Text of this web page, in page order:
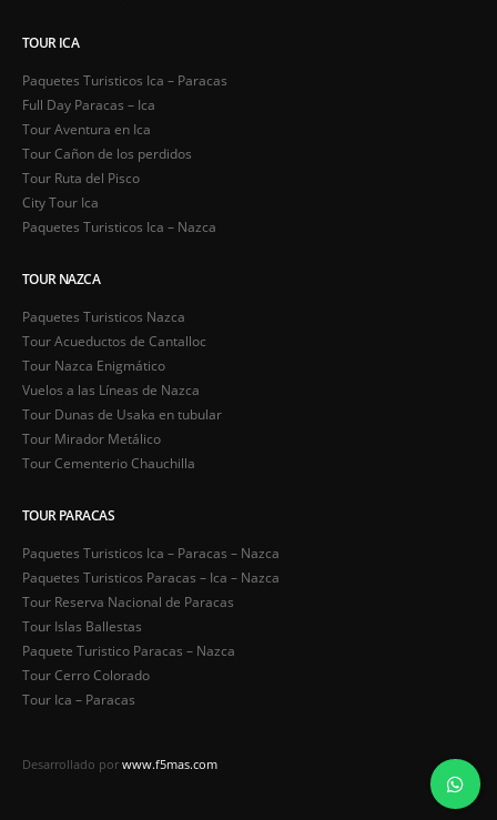
TOUR ICA
Paquetes Turisticos Ica – Paracas
Full Day Paracas – Ica
Tour Aventura en Ica
Tour Cañon de los perdidos
Tour Ruta del Pisco
City Tour Ica
Paquetes Turisticos Ica – Nazca
TOUR NAZCA
Paquetes Turisticos Nazca
Tour Acueductos de Cantalloc
Tour Nazca Enigmático
Vuelos a las Líneas de Nazca
Tour Dunas de Usaka en tubular
Tour Mirador Metálico
Tour Cementerio Chauchilla
TOUR PARACAS
Paquetes Turisticos Ica – Paracas – Nazca
Paquetes Turisticos Paracas – Ica – Nazca
Tour Reserva Nacional de Paracas
Tour Islas Ballestas
Paquete Turistico Paracas – Nazca
Tour Cerro Colorado
Tour Ica – Paracas
Desarrollado por www.f5mas.com